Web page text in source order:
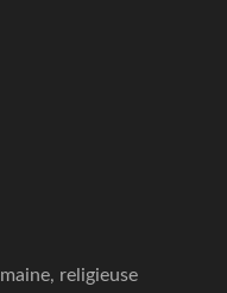
religieuse